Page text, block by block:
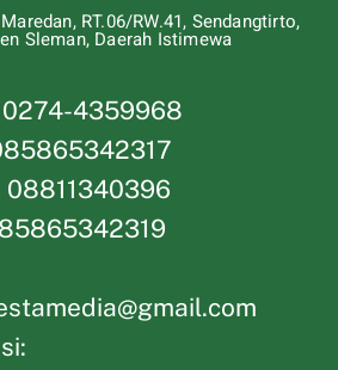
RT.06/RW.41, Sendangtirto,
Sleman, Daerah Istimewa
0274-4359968
08811340396